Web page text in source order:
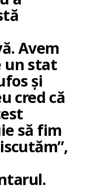
Avem
un stat
și
cred că
să fim